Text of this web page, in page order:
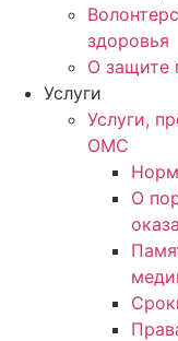
здоровья
О защите
Услуги
Услуги,
ОМС
О